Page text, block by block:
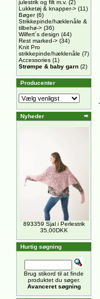
julestrik og filt m.v. (2)
Lukketøj & knapper-> (11)
Bøger(6)
Strikkepinde/hæklenåle &
tilbehø-> (36)
Wilfert´s design (44)
Rest marked-> (34)
Knit Pro
strikkepinde/hæklenåle (7)
Accessories (1)
Strømpe & baby garn (2)
Producenter
Nyheder
893359 Sjal i Perlestrik
35,00DKK
Hurtig søgning
Brug stikord til at finde
produktet du søger.
Avanceret søgning